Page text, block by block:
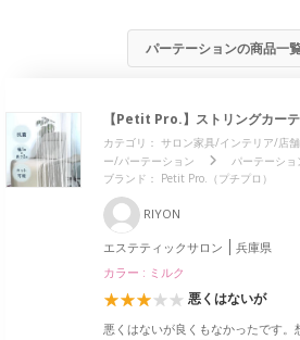
パーテーションの商品一
【Petit Pro.】ストリングカー
カテゴリ： サロン家具/インテリア/店
ー/パーテーション
パーテーショ
ブランド： Petit Pro.（プチプロ）
RIYON
エステティックサロン
兵庫県
カラー : ミルク
悪くはないが
悪くはないが良くもなかったです